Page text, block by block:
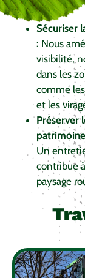
Sécuriser
: Nous
visibilité,
dans les
comme
et les
Préserver
Un
contribue
paysage